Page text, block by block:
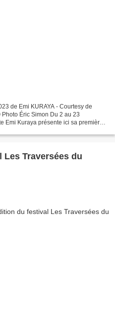
de Emi KURAYA - Courtesy de
Éric Simon Du 2 au 23
Emi Kuraya présente ici sa première
Traversées du